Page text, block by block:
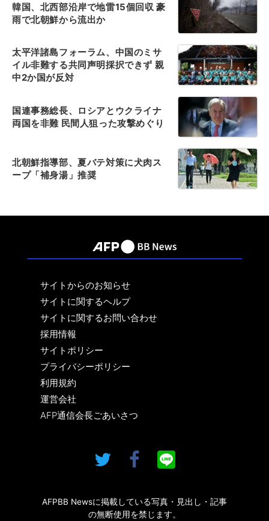
韓国、北西部沿岸で地雷15個回収 豪
雨で北朝鮮から流出か
太平洋諸島フォーラム、中国のミサ
イル非難する共同声明採択できず 親
中2か国が反対
国連事務総長、ロシアとウクライナ
両国を非難 民間人狙った攻撃めぐり
北朝鮮指導部、夏バテ対策に犬肉ス
ープ「補身湯」推奨
サイトからのお知らせ
サイトに関するヘルプ
サイトに関するお問い合わせ
採用情報
サイトポリシー
プライバシーポリシー
利用規約
運営会社
AFP通信会長ごあいさつ
AFPBB Newsに掲載している写真・見出し・記事
の無断使用を禁じます。